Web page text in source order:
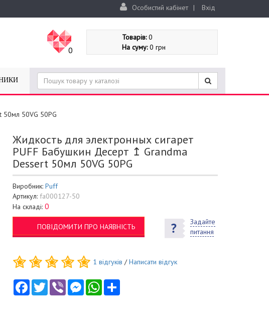
Особистий кабінет | Вхід
0
Товарів:0
На суму:0 грн
50мл 50VG 50PG
Жидкость для электронных сигарет
PUFF Бабушкин Десерт ↥ Grandma
Dessert 50мл 50VG 50PG
Виробник:Puff
Артикул: fa000127-50
На складі:0
ПОВІДОМИТИ ПРО НАЯВНІСТЬ
Задайте
питання
1 відгуків /Написати відгук
FacebookTwitterViber MessengerWhatsApp